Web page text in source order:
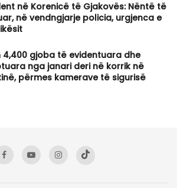
në Korenicë të Gjakovës: Nëntë të
në vendngjarje policia, urgjenca e
4,400 gjoba të evidentuara dhe
nga janari deri në korrik në
përmes kamerave të sigurisë